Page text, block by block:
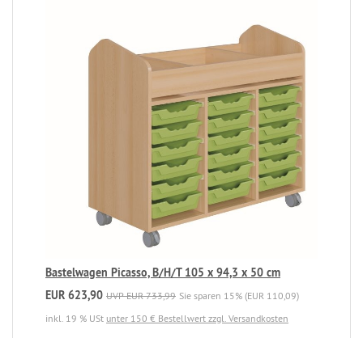
Bastelwagen Picasso, B/H/T 105 x 94,3 x 50 cm
EUR 623,90 UVP EUR 733,99 Sie sparen 15% (EUR 110,09)
inkl. 19 % USt unter 150 € Bestellwert zzgl. Versandkosten